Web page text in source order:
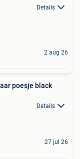
Details
2 aug 26
poesje black
Details
27 jul 26